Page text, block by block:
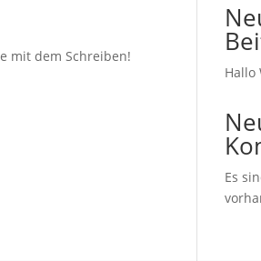
mit dem Schreiben!
Hallo
Es